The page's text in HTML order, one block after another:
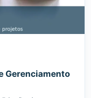
Gerenciamento